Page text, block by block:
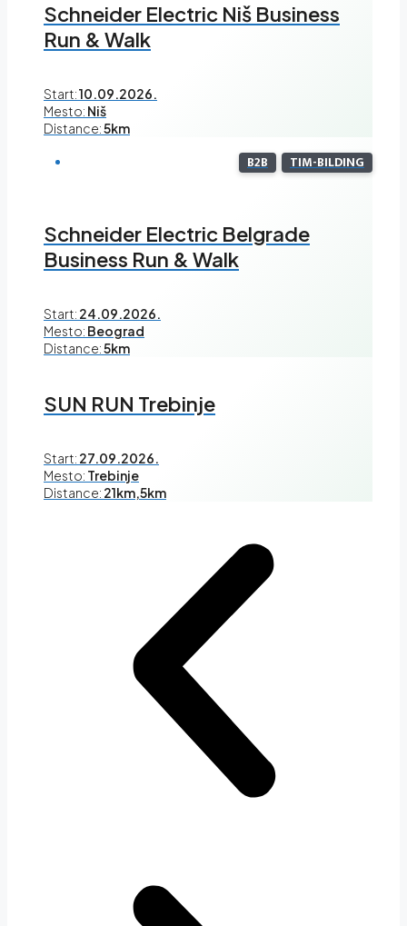
Schneider Electric Niš Business
Run & Walk
Start:10.09.2026.
Mesto: Niš
Distance:5km
B2B TIM-BILDING
Schneider Electric Belgrade
Business Run & Walk
Start: 24.09.2026.
Mesto: Beograd
Distance:5km
SUN RUN Trebinje
Start: 27.09.2026.
Mesto: Trebinje
Distance: 21km,5km